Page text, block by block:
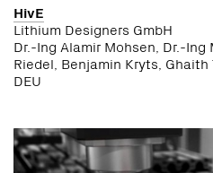
HivE
Lithium Designers GmbH
Dr.-Ing Alamir Mohsen, Dr.-Ing
Riedel, Benjamin Kryts, Ghaith
DEU